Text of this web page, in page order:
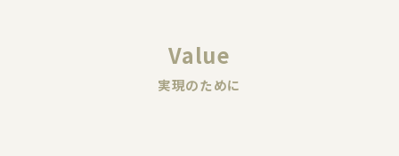
Value
実現のために